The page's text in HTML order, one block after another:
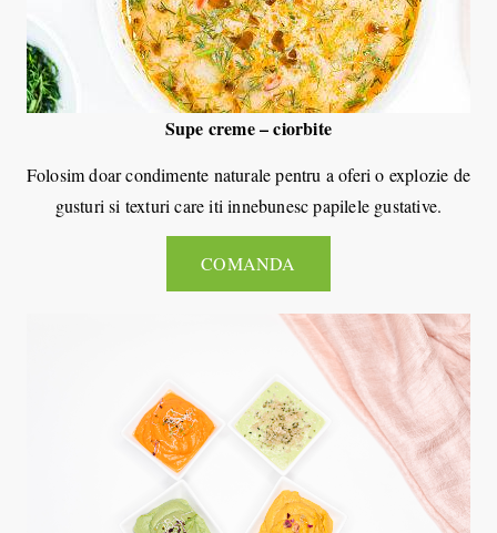
Supe creme – ciorbite
Folosim doar condimente naturale pentru a oferi o explozie de
gusturi si texturi care iti innebunesc papilele gustative.
COMANDA